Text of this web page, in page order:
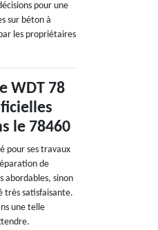
pour une
sur béton à
les propriétaires
WDT 78
le 78460
pour ses travaux
de
abordables, sinon
très satisfaisante.
une telle